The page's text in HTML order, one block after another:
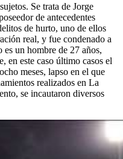
Se trata de Jorge
de antecedentes
de hurto, uno de ellos
real, y fue condenado a
es un hombre de 27 años,
en este caso último casos el
meses, lapso en el que
realizados en La
se incautaron diversos